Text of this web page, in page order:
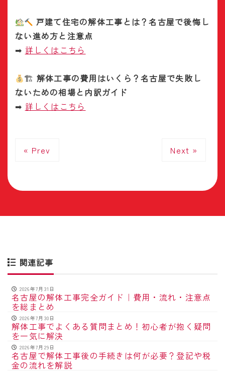
戸建て住宅の解体工事とは？名古屋で後悔し
ない進め方と注意点
➡ 詳しくはこちら
🏗 解体工事の費用はいくら？名古屋で失敗し
ないための相場と内訳ガイド
➡ 詳しくはこちら
« Prev Next »
関連記事
2026年7月31日
名古屋の解体工事完全ガイド｜費用・流れ・注意点
を総まとめ
2026年7月30日
解体工事でよくある質問まとめ！初心者が抱く疑問
を一気に解決
2026年7月29日
名古屋で解体工事後の手続きは何が必要？登記や税
金の流れを解説